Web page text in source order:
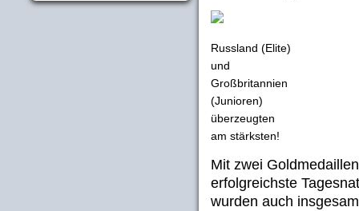
Russland (Elite)
und
Großbritannien
(Junioren)
überzeugten
am stärksten!
Mit zwei
erfolgreichste
wurden auch